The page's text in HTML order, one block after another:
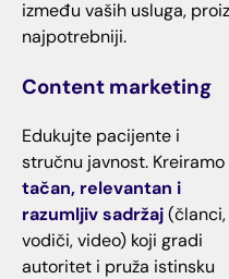
između vaših usluga,
najpotrebniji.
Content marketing
Edukujte pacijente i
stručnu javnost. Kreiramo
tačan, relevantan i
razumljiv sadržaj(članci,
vodiči, video) koji gradi
autoritet i pruža istinsku